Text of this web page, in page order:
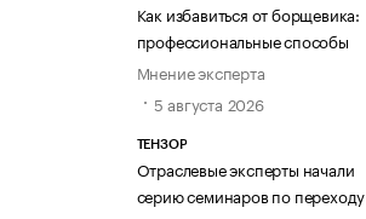
Как избавиться от борщевика:
профессиональные способы
Мнение эксперта
5 августа 2026
ТЕНЗОР
Отраслевые эксперты начали
серию семинаров по переходу